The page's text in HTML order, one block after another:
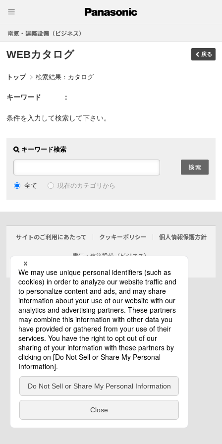
電気・建築設備（ビジネス）
WEBカタログ 戻る
トップ 検索結果：カタログ
キーワード
条件を入力して検索して下さい。
キーワード検索
全て 現在のカテゴリから
サイトのご利用にあたって クッキーポリシー 個人情報保護方針
電気・建築設備（ビジネス）